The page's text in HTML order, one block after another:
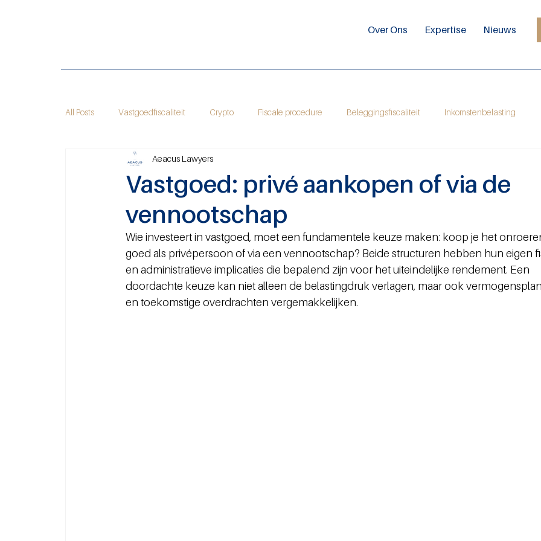
Over Ons Expertise Nieuws
All Posts Vastgoedfiscaliteit Crypto Fiscale procedure Beleggingsfiscaliteit Inkomstenbelasting
Vastgoed: privé aankopen of via de
vennootschap
Aeacus Lawyers
Wie investeert in vastgoed, moet een fundamentele keuze maken: koop je het
goed als privépersoon of via een vennootschap? Beide structuren hebben hun eigen
en administratieve implicaties die bepalend zijn voor het uiteindelijke rendement. Een
doordachte keuze kan niet alleen de belastingdruk verlagen, maar ook
en toekomstige overdrachten vergemakkelijken.